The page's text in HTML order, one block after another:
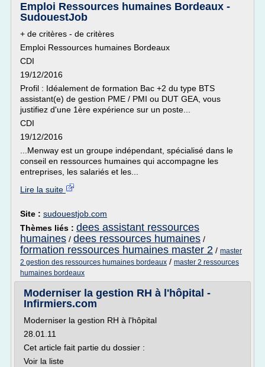
Emploi Ressources humaines Bordeaux -
SudouestJob
+ de critères - de critères
Emploi Ressources humaines Bordeaux
CDI
19/12/2016
Profil : Idéalement de formation Bac +2 du type BTS
assistant(e) de gestion PME / PMI ou DUT GEA, vous
justifiez d'une 1ère expérience sur un poste...
CDI
19/12/2016
...Menway est un groupe indépendant, spécialisé dans le
conseil en ressources humaines qui accompagne les
entreprises, les salariés et les...
Lire la suite
Site : sudouestjob.com
Thèmes liés : dees assistant ressources
humaines / dees ressources humaines /
formation ressources humaines master 2 / master
2 gestion des ressources humaines bordeaux / master 2 ressources
humaines bordeaux
Moderniser la gestion RH à l'hôpital -
Infirmiers.com
Moderniser la gestion RH à l'hôpital
28.01.11
Cet article fait partie du dossier :
Voir la liste